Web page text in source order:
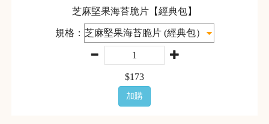
芝麻堅果海苔脆片【經典包】
規格：
$173
加購